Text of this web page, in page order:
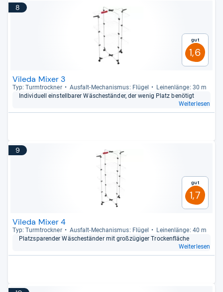
8
Gut
1,6
Vileda Mixer 3
Typ: Turm­trock­ner Aus­falt-​Mecha­nis­mus: Flü­gel
Lei­nen­länge: 30 m
Indi­vi­du­ell ein­stell­ba­rer Wäsche­stän­der, der wenig Platz benö­tigt
Weiterlesen
9
Gut
1,7
Vileda Mixer 4
Typ: Turm­trock­ner Aus­falt-​Mecha­nis­mus: Flü­gel
Lei­nen­länge: 40 m
Platz­spa­ren­der Wäsche­stän­der mit groß­zü­gi­ger Tro­cken­flä­che
Weiterlesen